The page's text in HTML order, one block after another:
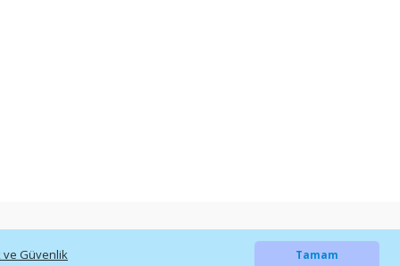
ve Güvenlik Tamam